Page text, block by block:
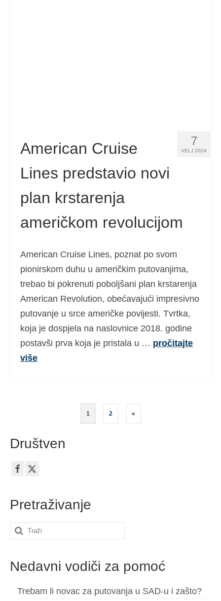
7
VELJ 2024
American Cruise
Lines predstavio novi
plan krstarenja
američkom revolucijom
American Cruise Lines, poznat po svom
pionirskom duhu u američkim putovanjima,
trebao bi pokrenuti poboljšani plan krstarenja
American Revolution, obećavajući impresivno
putovanje u srce američke povijesti. Tvrtka,
koja je dospjela na naslovnice 2018. godine
postavši prva koja je pristala u … pročitajte
više
stranica
objava
1 2 »
Društven
Pretraživanje
Search
Nedavni vodiči za pomoć
Trebam li novac za putovanja u SAD-u i zašto?